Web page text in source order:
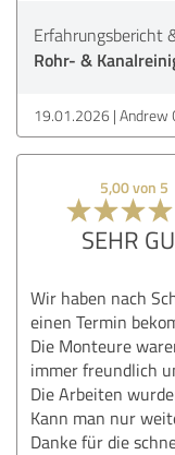
Erfahrungsbericht
Rohr- &
19.01.2026 Andrew
5,00 von 5
SEHR
Wir haben nach
einen Termin
Die Monteure
immer freundlich
Die Arbeiten
Kann man nur
Danke für die